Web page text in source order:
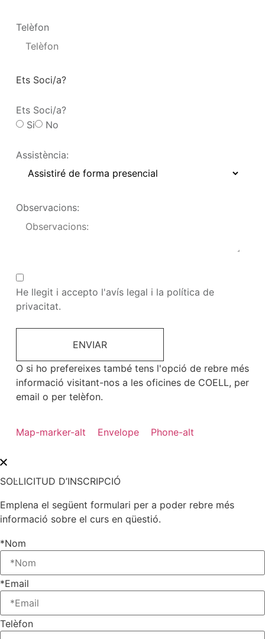
Telèfon
Ets Soci/a?
Ets Soci/a?
Si
No
Assistència:
Observacions:
He llegit i accepto l'avís legal i la política de
privacitat.
ENVIAR
O si ho prefereixes també tens l'opció de rebre més
informació visitant-nos a les oficines de COELL, per
email o per telèfon.
Map-marker-alt Envelope Phone-alt
SOL·LICITUD D’INSCRIPCIÓ
Emplena el següent formulari per a poder rebre més
informació sobre el curs en qüestió.
*Nom
*Email
Telèfon